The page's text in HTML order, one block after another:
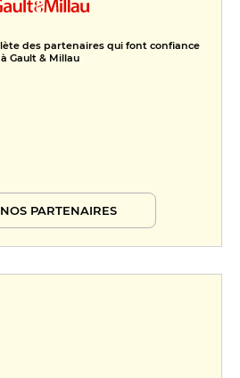
des partenaires qui font confiance
à Gault & Millau
PARTENAIRES